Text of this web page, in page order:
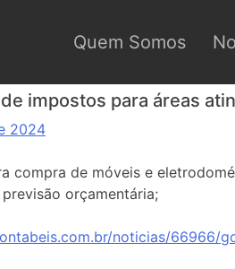
Quem Somos
impostos para áreas
2024
compra de móveis e
orçamentária;
noticias/66966/